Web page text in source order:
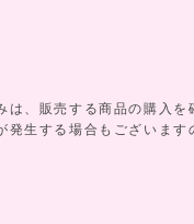
、販売する商品の購入を
生する場合もございます